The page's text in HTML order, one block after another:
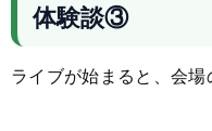
体験談③
ライブが始まると、会場